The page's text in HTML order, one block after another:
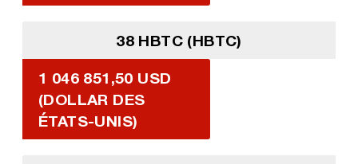
38 HBTC (HBTC)
1 046 851,50 USD
(DOLLAR DES
ÉTATS-UNIS)